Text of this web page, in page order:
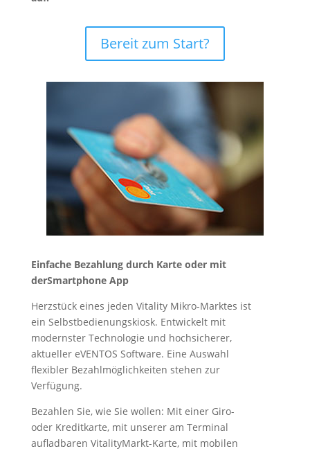
Bereit zum Start?
Einfache Bezahlung durch Karte oder mit
derSmartphone App
Herzstück eines jeden Vitality Mikro-Marktes ist
ein Selbstbedienungskiosk. Entwickelt mit
modernster Technologie und hochsicherer,
aktueller eVENTOS Software. Eine Auswahl
flexibler Bezahlmöglichkeiten stehen zur
Verfügung.
Bezahlen Sie, wie Sie wollen: Mit einer Giro-
oder Kreditkarte, mit unserer am Terminal
aufladbaren VitalityMarkt-Karte, mit mobilen